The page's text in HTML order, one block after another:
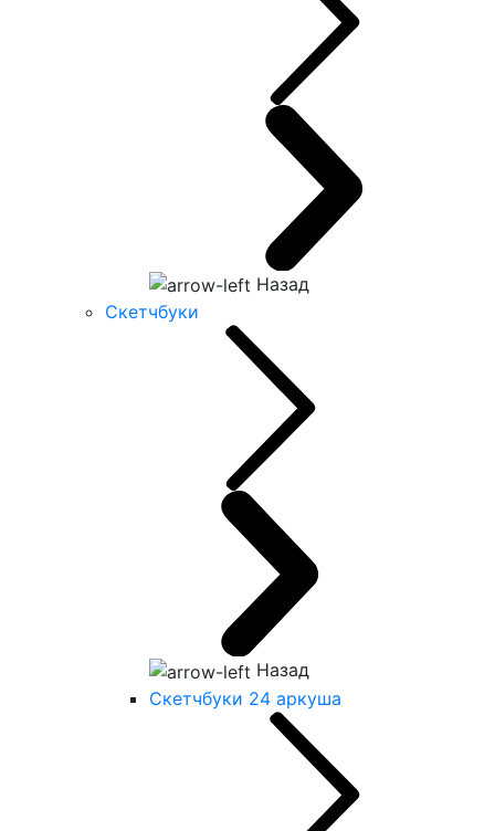
Назад
Скетчбуки
Назад
Скетчбуки 24 аркуша